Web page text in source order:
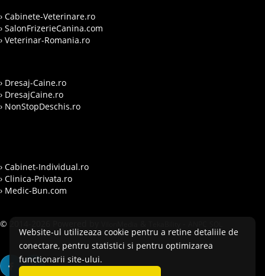
› Cabinete-Veterinare.ro
› SalonFrizerieCanina.com
› Veterinar-Romania.ro
› Dresaj-Caine.ro
› DresajCaine.ro
› NonStopDeschis.ro
› Cabinet-Individual.ro
› Clinica-Privata.ro
› Medic-Bun.com
© 2014-2026 Powered by
Website-ul utilizeaza cookie pentru a retine detaliile de
conectare, pentru statistici si pentru optimizarea
functionarii site-ului.